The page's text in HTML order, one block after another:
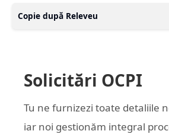
Copie după Releveu
Solicitări OCPI
Tu ne furnizezi toate detaliile
iar noi gestionăm integral